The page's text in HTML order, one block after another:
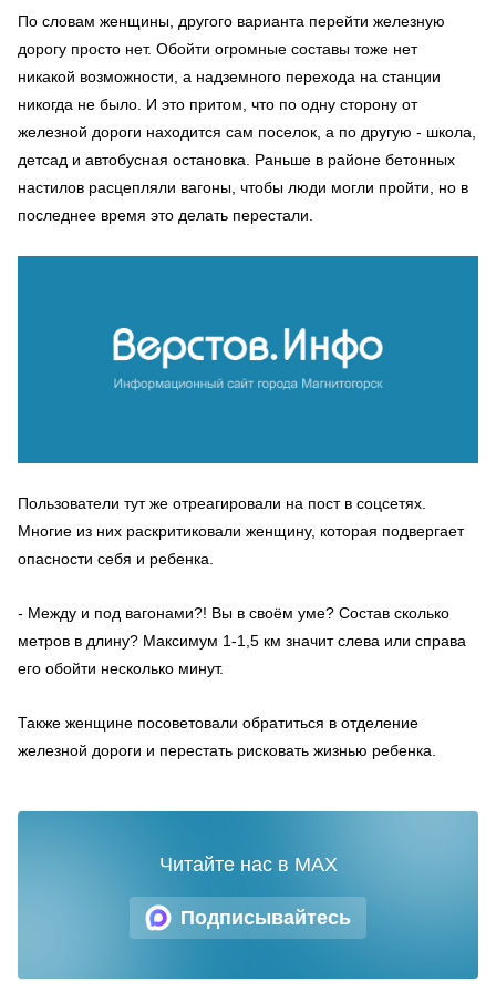
По словам женщины, другого варианта перейти железную
дорогу просто нет. Обойти огромные составы тоже нет
никакой возможности, а надземного перехода на станции
никогда не было. И это притом, что по одну сторону от
железной дороги находится сам поселок, а по другую - школа,
детсад и автобусная остановка. Раньше в районе бетонных
настилов расцепляли вагоны, чтобы люди могли пройти, но в
последнее время это делать перестали.
Пользователи тут же отреагировали на пост в соцсетях.
Многие из них раскритиковали женщину, которая подвергает
опасности себя и ребенка.
- Между и под вагонами?! Вы в своём уме? Состав сколько
метров в длину? Максимум 1-1,5 км значит слева или справа
его обойти несколько минут.
Также женщине посоветовали обратиться в отделение
железной дороги и перестать рисковать жизнью ребенка.
Подписывайтесь
Читайте нас в MAX